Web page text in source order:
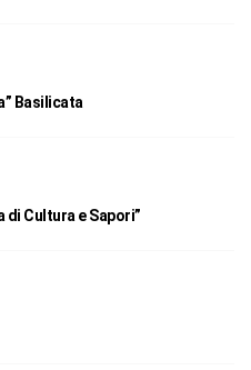
Basilicata
di Cultura e Sapori”